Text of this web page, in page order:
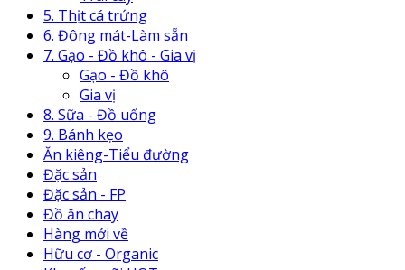
5. Thịt cá trứng
6. Đông mát-Làm sẵn
7. Gạo - Đồ khô - Gia vị
Gạo - Đồ khô
Gia vị
8. Sữa - Đồ uống
9. Bánh kẹo
Ăn kiêng-Tiểu đường
Đặc sản
Đặc sản - FP
Đồ ăn chay
Hàng mới về
Hữu cơ - Organic